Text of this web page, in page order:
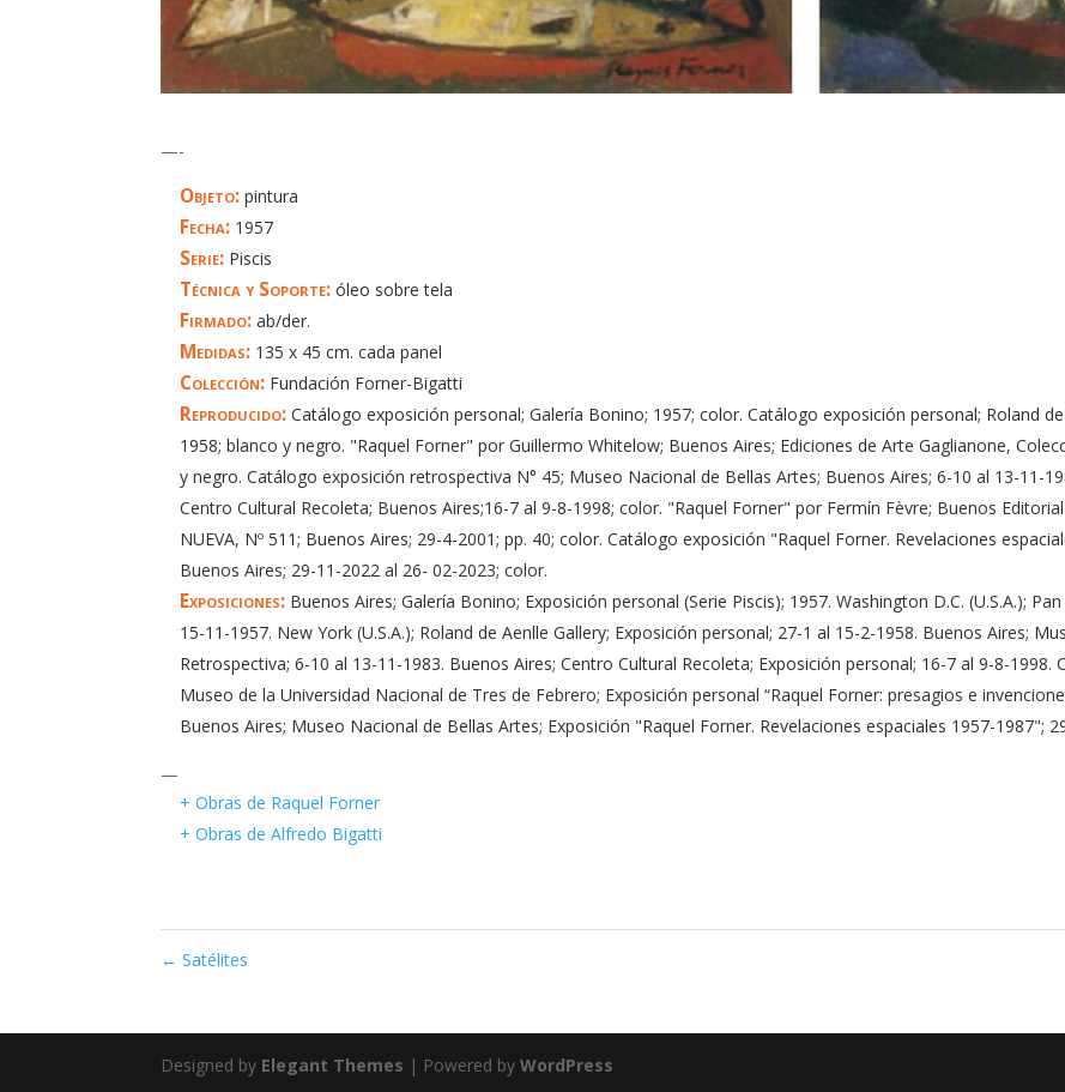
—-
Objeto: pintura
Fecha: 1957
Serie: Piscis
Técnica y Soporte: óleo sobre tela
Firmado: ab/der.
Medidas: 135 x 45 cm. cada panel
Colección: Fundación Forner-Bigatti
Reproducido: Catálogo exposición personal; Galería Bonino; 1957; color. Catálogo exposición personal; Roland
1958; blanco y negro. "Raquel Forner" por Guillermo Whitelow; Buenos Aires; Ediciones de Arte Gaglianone,
y negro. Catálogo exposición retrospectiva N° 45; Museo Nacional de Bellas Artes; Buenos Aires; 6-10 al 13-11-
Centro Cultural Recoleta; Buenos Aires;16-7 al 9-8-1998; color. "Raquel Forner" por Fermín Fèvre; Buenos
NUEVA, Nº 511; Buenos Aires; 29-4-2001; pp. 40; color. Catálogo exposición "Raquel Forner. Revelaciones
Buenos Aires; 29-11-2022 al 26- 02-2023; color.
Exposiciones: Buenos Aires; Galería Bonino; Exposición personal (Serie Piscis); 1957. Washington D.C. (U.S.A.);
15-11-1957. New York (U.S.A.); Roland de Aenlle Gallery; Exposición personal; 27-1 al 15-2-1958. Buenos Aires;
Retrospectiva; 6-10 al 13-11-1983. Buenos Aires; Centro Cultural Recoleta; Exposición personal; 16-7 al 9-8-1998.
Museo de la Universidad Nacional de Tres de Febrero; Exposición personal “Raquel Forner: presagios e
Buenos Aires; Museo Nacional de Bellas Artes; Exposición "Raquel Forner. Revelaciones espaciales 1957-1987";
—
+ Obras de Raquel Forner
+ Obras de Alfredo Bigatti
← Satélites
Designed by Elegant Themes | Powered byWordPress